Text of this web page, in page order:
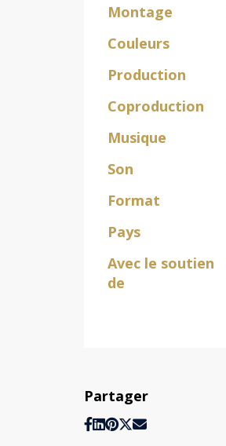
Montage
Couleurs
Production
Coproduction
Musique
Son
Format
Pays
Avec le soutien
de
Partager